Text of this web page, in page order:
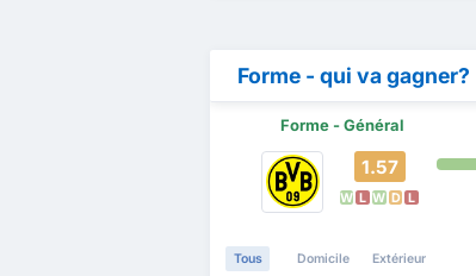
Forme - qui va gagner?
Forme - Général
1.57
W L W D L
Tous Domicile Extérieur